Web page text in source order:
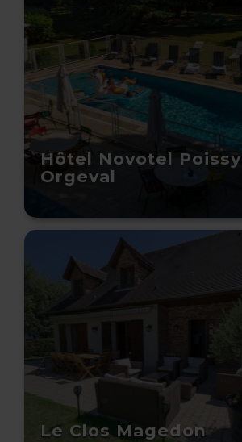
Hôtel Novotel Poissy
Orgeval
Le Clos Magedon